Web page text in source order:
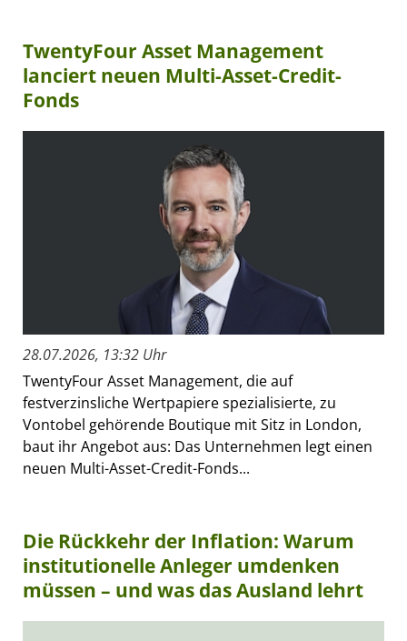
TwentyFour Asset Management
lanciert neuen Multi-Asset-Credit-
Fonds
28.07.2026, 13:32 Uhr
TwentyFour Asset Management, die auf
festverzinsliche Wertpapiere spezialisierte, zu
Vontobel gehörende Boutique mit Sitz in London,
baut ihr Angebot aus: Das Unternehmen legt einen
neuen Multi-Asset-Credit-Fonds...
Die Rückkehr der Inflation: Warum
institutionelle Anleger umdenken
müssen – und was das Ausland lehrt